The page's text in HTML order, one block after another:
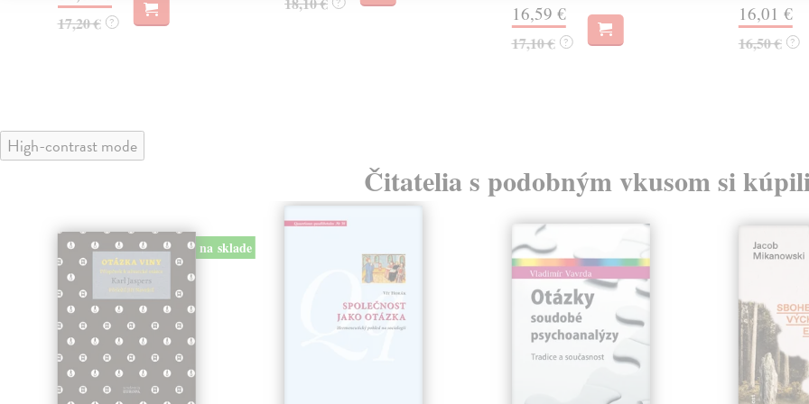
17,20 € ? 16,59 €
17,10 € ?
16,01 €
16,50 € ?
High-contrast mode
Čitatelia s podobným vkusom si
na sklade